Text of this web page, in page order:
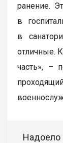
ранение.
в
в
отличные.
часть», –
Надоело